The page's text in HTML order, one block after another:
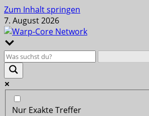
Zum Inhalt springen
7. August 2026
Nur Exakte Treffer